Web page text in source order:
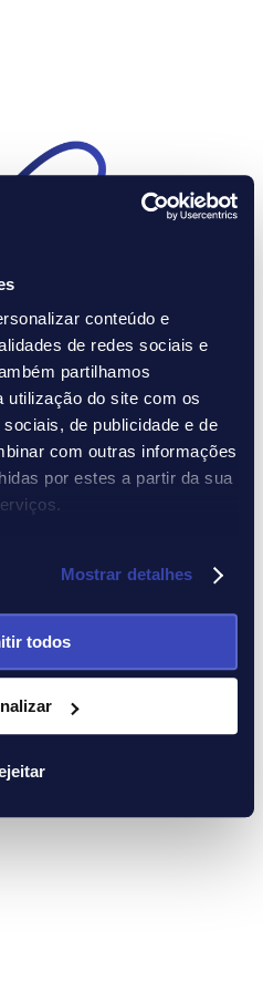
conteúdo e
de redes sociais e
partilhamos
utilização do site com os
de publicidade e de
com outras informações
por estes a partir da sua
Mostrar detalhes
todos